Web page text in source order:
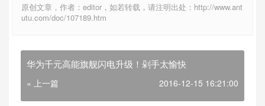
原创文章，作者：editor，如若转载，请注明出处：http://www.ant
utu.com/doc/107189.htm
华为千元高能旗舰闪电升级！剁手太愉快
« 上一篇 2016-12-15 16:21:00